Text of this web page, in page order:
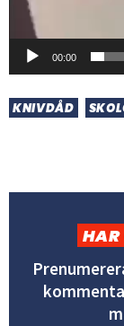
00:00
KNIVDÅD